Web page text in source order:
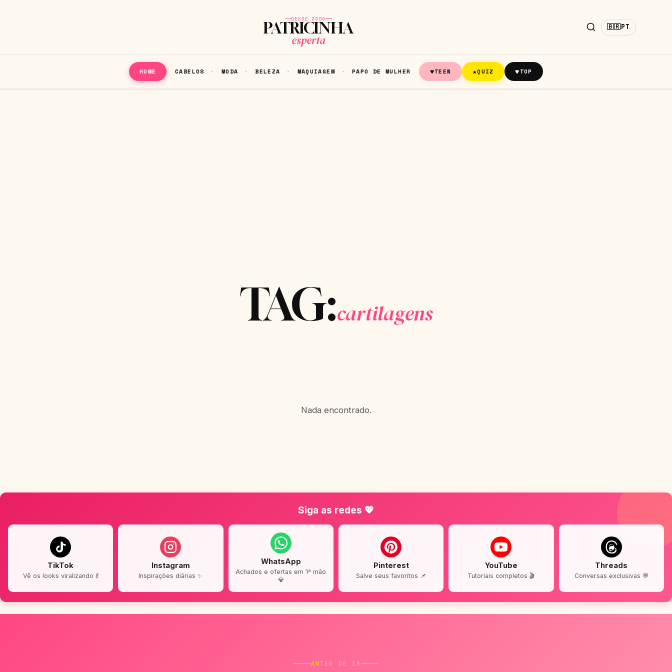
DESDE 2009
PATRICINHA
esperta
🇧🇷PT
HOME CABELOS MODA BELEZA MAQUIAGEM PAPO DE MULHER ♥TEEN ★QUIZ ♥TOP
TAG:cartilagens
Nada encontrado.
Siga as redes 💖
TikTok
Vê os looks viralizando 💃
Instagram
Inspirações diárias ✨
WhatsApp
Achados e ofertas em 1ª mão
💎
Pinterest
Salve seus favoritos 📌
YouTube
Tutoriais completos 🎬
Threads
Conversas exclusivas 💬
ANTES DE IR